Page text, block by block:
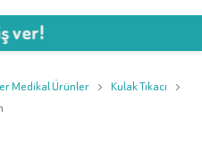
Medikal Ürünler
Kulak Tıkacı